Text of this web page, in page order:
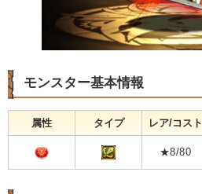
モンスター基本情報
属性 タイプ レア/コスト
★8/80